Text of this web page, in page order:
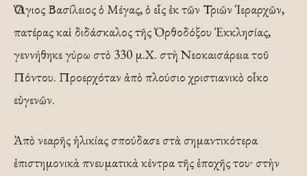
Ὁ Ἅγιος Βασίλειος ὁ Μέγας, ὁ εἷς ἐκ τῶν Τριῶν Ἱεραρχῶν,
πατέρας καὶ διδάσκαλος τῆς Ὀρθοδόξου Ἐκκλησίας,
γεννήθηκε γύρω στὸ 330 μ.Χ. στὴ Νεοκαισάρεια τοῦ
Πόντου. Προερχόταν ἀπὸ πλούσιο χριστιανικὸ οἶκο
εὐγενῶν.
Ἀπὸ νεαρῆς ἡλικίας σπούδασε στὰ σημαντικότερα
ἐπιστημονικὰ πνευματικὰ κέντρα τῆς ἐποχῆς τουˑ στὴν